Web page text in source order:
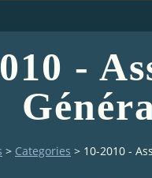
-
> Categories > 10-2010 -